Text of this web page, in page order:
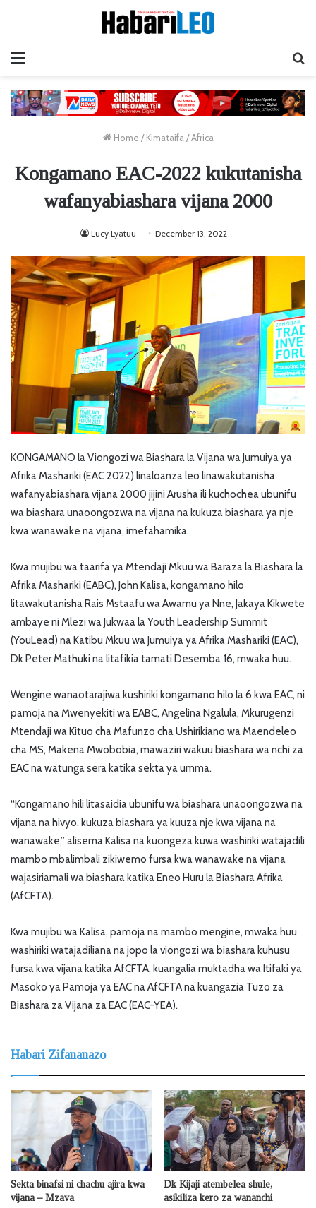
Home / Kimataifa / Africa
Kongamano EAC-2022 kukutanisha
wafanyabiashara vijana 2000
Lucy Lyatuu December 13, 2022
KONGAMANO la Viongozi wa Biashara la Vijana wa Jumuiya ya
Afrika Mashariki (EAC 2022) linaloanza leo linawakutanisha
wafanyabiashara vijana 2000 jijini Arusha ili kuchochea ubunifu
wa biashara unaoongozwa na vijana na kukuza biashara ya nje
kwa wanawake na vijana, imefahamika.
Kwa mujibu wa taarifa ya Mtendaji Mkuu wa Baraza la Biashara la
Afrika Mashariki (EABC), John Kalisa, kongamano hilo
litawakutanisha Rais Mstaafu wa Awamu ya Nne, Jakaya Kikwete
ambaye ni Mlezi wa Jukwaa la Youth Leadership Summit
(YouLead) na Katibu Mkuu wa Jumuiya ya Afrika Mashariki (EAC),
Dk Peter Mathuki na litafikia tamati Desemba 16, mwaka huu.
Wengine wanaotarajiwa kushiriki kongamano hilo la 6 kwa EAC, ni
pamoja na Mwenyekiti wa EABC, Angelina Ngalula, Mkurugenzi
Mtendaji wa Kituo cha Mafunzo cha Ushirikiano wa Maendeleo
cha MS, Makena Mwobobia, mawaziri wakuu biashara wa nchi za
EAC na watunga sera katika sekta ya umma.
“Kongamano hili litasaidia ubunifu wa biashara unaoongozwa na
vijana na hivyo, kukuza biashara ya kuuza nje kwa vijana na
wanawake,” alisema Kalisa na kuongeza kuwa washiriki watajadili
mambo mbalimbali zikiwemo fursa kwa wanawake na vijana
wajasiriamali wa biashara katika Eneo Huru la Biashara Afrika
(AfCFTA).
Kwa mujibu wa Kalisa, pamoja na mambo mengine, mwaka huu
washiriki watajadiliana na jopo la viongozi wa biashara kuhusu
fursa kwa vijana katika AfCFTA, kuangalia muktadha wa Itifaki ya
Masoko ya Pamoja ya EAC na AfCFTA na kuangazia Tuzo za
Biashara za Vijana za EAC (EAC-YEA).
Habari Zifananazo
Sekta binafsi ni chachu ajira kwa
vijana – Mzava
Dk Kijaji atembelea shule,
asikiliza kero za wananchi